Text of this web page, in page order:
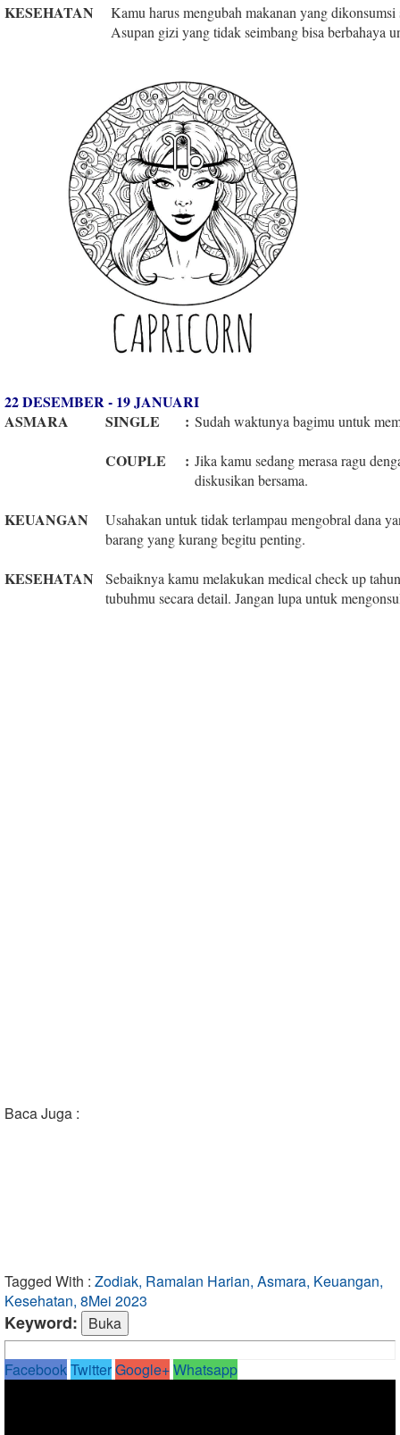
KESEHATAN
Kamu harus mengubah makanan yang
Asupan gizi yang tidak seimbang bisa berbahaya
22 DESEMBER - 19 JANUARI
ASMARA
SINGLE : Sudah waktunya bagimu untuk
COUPLE : Jika kamu sedang merasa ragu
diskusikan bersama.
KEUANGAN
Usahakan untuk tidak terlampau mengobral dana
barang yang kurang begitu penting.
KESEHATAN
Sebaiknya kamu melakukan medical check up
tubuhmu secara detail. Jangan lupa untuk
Baca Juga :
Tagged With : Zodiak, Ramalan Harian, Asmara, Keuangan,
Kesehatan, 8Mei 2023
Keyword:
FacebookTwitterGoogle+Whatsapp